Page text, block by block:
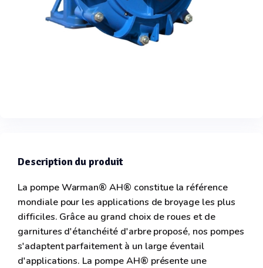
Description du produit
La pompe Warman® AH® constitue la référence
mondiale pour les applications de broyage les plus
difficiles. Grâce au grand choix de roues et de
garnitures d'étanchéité d'arbre proposé, nos pompes
s'adaptent parfaitement à un large éventail
d'applications. La pompe AH® présente une